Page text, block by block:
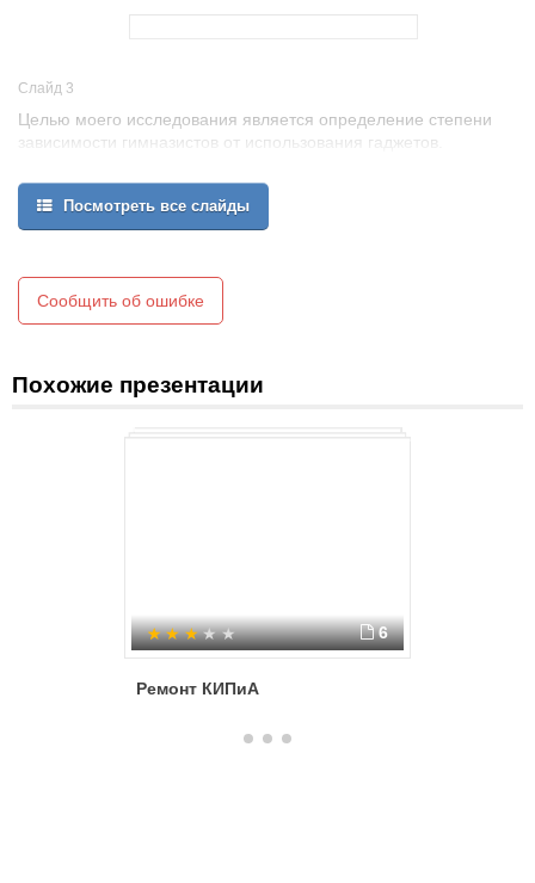
Слайд 3
Целью моего исследования является определение степени
зависимости гимназистов от использования гаджетов.
х классов МБОУ «Сош№2»
Предмет исследования - зависимость современного гимназиста
от
Цель:
Посмотреть все слайды
Сообщить об ошибке
Похожие презентации
6
Ремонт КИПиА